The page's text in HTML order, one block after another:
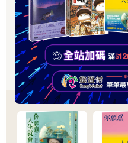
圓滑成熟，因而獲任美國駐法
不道他人長短，」他說，「
每個蠢蛋都會批評、斥責並抱
做。不過，若談到理解與寬恕
蘇格蘭作家湯瑪士．卡萊爾（
小人物的方式，體現了他的偉
鮑伯．胡佛（Bob Hoover）是
空中特技。有一次他在聖地牙